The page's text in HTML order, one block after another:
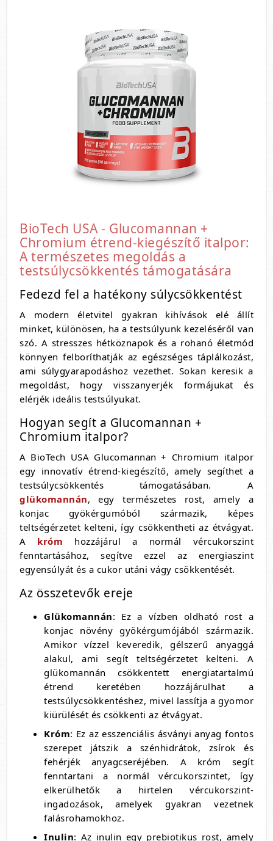
BioTech USA - Glucomannan +
Chromium étrend-kiegészítő italpor:
A természetes megoldás a
testsúlycsökkentés támogatására
Fedezd fel a hatékony súlycsökkentést
A modern életvitel gyakran kihívások elé állít
minket, különösen, ha a testsúlyunk kezeléséről van
szó. A stresszes hétköznapok és a rohanó életmód
könnyen felboríthatják az egészséges táplálkozást,
ami súlygyarapodáshoz vezethet. Sokan keresik a
megoldást, hogy visszanyerjék formájukat és
elérjék ideális testsúlyukat.
Hogyan segít a Glucomannan +
Chromium italpor?
A BioTech USA Glucomannan + Chromium italpor
egy innovatív étrend-kiegészítő, amely segíthet a
testsúlycsökkentés támogatásában. A
glükomannán, egy természetes rost, amely a
konjac gyökérgumóból származik, képes
teltségérzetet kelteni, így csökkentheti az étvágyat.
A króm hozzájárul a normál vércukorszint
fenntartásához, segítve ezzel az energiaszint
egyensúlyát és a cukor utáni vágy csökkentését.
Az összetevők ereje
Glükomannán: Ez a vízben oldható rost a
konjac növény gyökérgumójából származik.
Amikor vízzel keveredik, gélszerű anyaggá
alakul, ami segít teltségérzetet kelteni. A
glükomannán csökkentett energiatartalmú
étrend keretében hozzájárulhat a
testsúlycsökkentéshez, mivel lassítja a gyomor
kiürülését és csökkenti az étvágyat.
Króm: Ez az esszenciális ásványi anyag fontos
szerepet játszik a szénhidrátok, zsírok és
fehérjék anyagcseréjében. A króm segít
fenntartani a normál vércukorszintet, így
elkerülhetők a hirtelen vércukorszint-
ingadozások, amelyek gyakran vezetnek
falásrohamokhoz.
Inulin: Az inulin egy prebiotikus rost, amely